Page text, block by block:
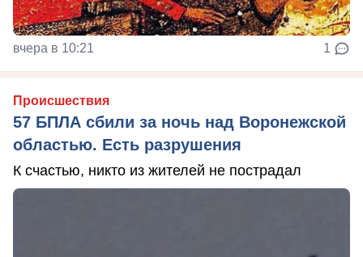
вчера в 10:21 1
Происшествия
57 БПЛА сбили за ночь над Воронежской
областью. Есть разрушения
К счастью, никто из жителей не пострадал